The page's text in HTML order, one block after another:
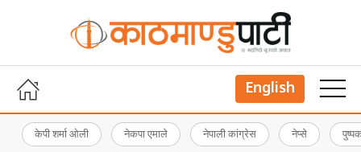
English
केपी शर्मा ओली नेकपा एमाले नेपाली कांग्रेस नेप्से